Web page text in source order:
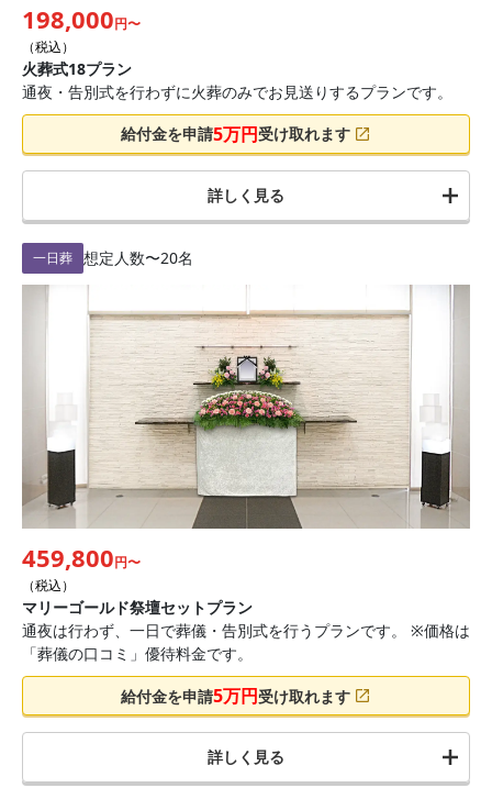
198,000円〜
（税込）
火葬式18プラン
通夜・告別式を行わずに火葬のみでお見送りするプランです。
給付金を申請5万円受け取れます
詳しく見る
一日葬 想定人数〜20名
459,800円〜
（税込）
マリーゴールド祭壇セットプラン
通夜は行わず、一日で葬儀・告別式を行うプランです。 ※価格は
「葬儀の口コミ」優待料金です。
給付金を申請5万円受け取れます
詳しく見る